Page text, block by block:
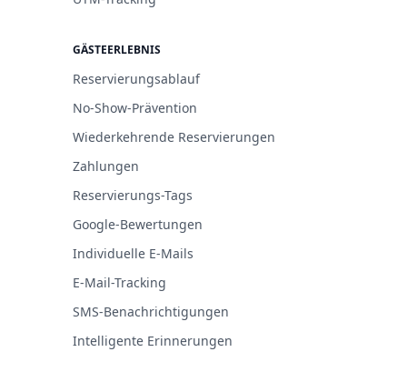
GÄSTEERLEBNIS
Reservierungsablauf
No-Show-Prävention
Wiederkehrende Reservierungen
Zahlungen
Reservierungs-Tags
Google-Bewertungen
Individuelle E-Mails
E-Mail-Tracking
SMS-Benachrichtigungen
Intelligente Erinnerungen